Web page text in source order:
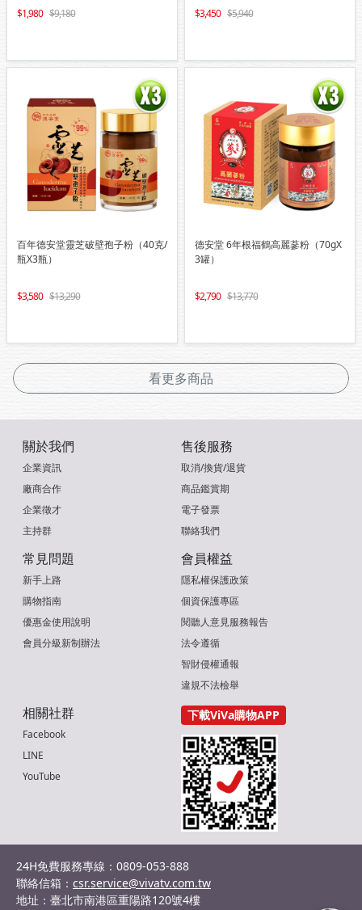
1,980 9,180 3,450 5,940
百年德安堂靈芝破壁孢子粉（40克/
瓶X3瓶）
3,580 13,290
德安堂 6年根福鶴高麗蔘粉（70gX
3罐）
2,790 13,770
看更多商品
關於我們
企業資訊
廠商合作
企業徵才
主持群
售後服務
取消/換貨/退貨
商品鑑賞期
電子發票
聯絡我們
常見問題
新手上路
購物指南
優惠金使用說明
會員分級新制辦法
會員權益
隱私權保護政策
個資保護專區
閱聽人意見服務報告
法令遵循
智財侵權通報
違規不法檢舉
相關社群
Facebook
LINE
YouTube
下載ViVa購物APP
24H免費服務專線：0809-053-888
聯絡信箱： csr.service@vivatv.com.tw
地址：臺北市南港區重陽路120號4樓